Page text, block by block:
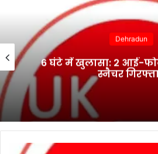
Dehradun
6 घंटे में खुलासा: 2 आई-
स्नैचर